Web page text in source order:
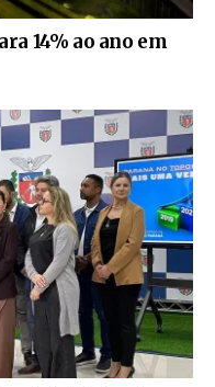
14% ao ano em